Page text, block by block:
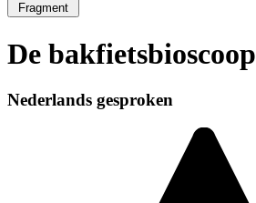
Fragment
De bakfietsbioscoop
Nederlands gesproken